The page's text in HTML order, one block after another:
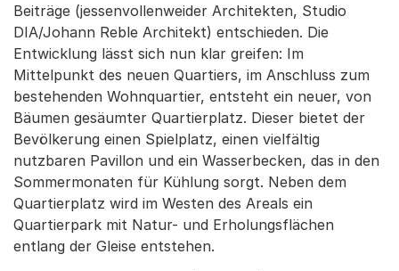
Beiträge (jessenvollenweider Architekten, Studio
DIA/Johann Reble Architekt) entschieden. Die
Entwicklung lässt sich nun klar greifen: Im
Mittelpunkt des neuen Quartiers, im Anschluss zum
bestehenden Wohnquartier, entsteht ein neuer, von
Bäumen gesäumter Quartierplatz. Dieser bietet der
Bevölkerung einen Spielplatz, einen vielfältig
nutzbaren Pavillon und ein Wasserbecken, das in den
Sommermonaten für Kühlung sorgt. Neben dem
Quartierplatz wird im Westen des Areals ein
Quartierpark mit Natur- und Erholungsflächen
entlang der Gleise entstehen.